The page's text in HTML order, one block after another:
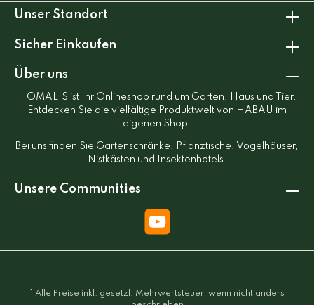
Unser Standort
Sicher Einkaufen
Über uns
HOMALIS ist Ihr Onlineshop rund um Garten, Haus und Tier.
Entdecken Sie die vielfältige Produktwelt von HABAU im
eigenen Shop.
Bei uns finden Sie Gartenschränke, Pflanztische, Vogelhäuser,
Nistkästen und Insektenhotels.
Unsere Communities
* Alle Preise inkl. gesetzl. Mehrwertsteuer, wenn nicht anders